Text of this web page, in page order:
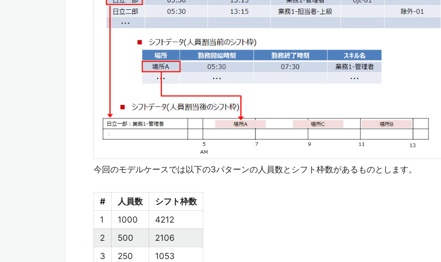
今回のモデルケースでは以下の3パターンの人員数とシフト枠数があるものとします。
# 人員数
シフト枠数
1
1000
4212
2
500
2106
3
250 1053